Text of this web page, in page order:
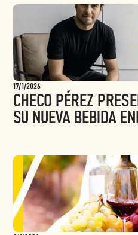
17/1/2026
CHECO PÉREZ
SU NUEVA BEBIDA